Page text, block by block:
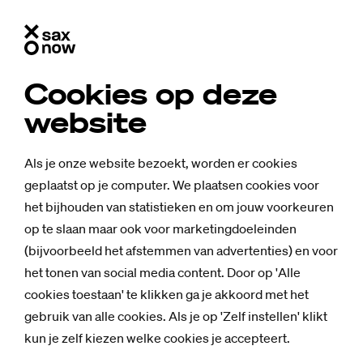
Cookies op deze
website
Als je onze website bezoekt, worden er cookies
geplaatst op je computer. We plaatsen cookies voor
het bijhouden van statistieken en om jouw voorkeuren
op te slaan maar ook voor marketingdoeleinden
(bijvoorbeeld het afstemmen van advertenties) en voor
het tonen van social media content. Door op 'Alle
cookies toestaan' te klikken ga je akkoord met het
gebruik van alle cookies. Als je op 'Zelf instellen' klikt
kun je zelf kiezen welke cookies je accepteert.